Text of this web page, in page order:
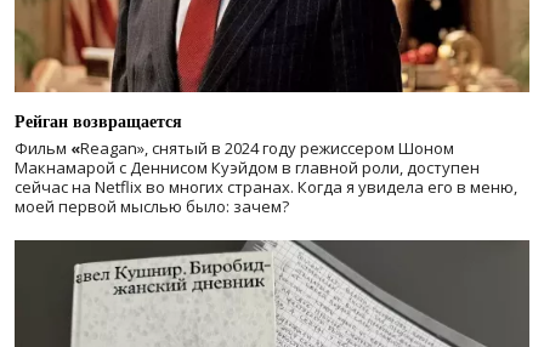
Рейган возвращается
Фильм «Reagan», снятый в 2024 годурежиссером Шоном
Макнамарой с Деннисом Куэйдом в главной роли, доступен
сейчас на Netflix во многих странах. Когда я увидела его в меню,
моей первой мыслью было: зачем?